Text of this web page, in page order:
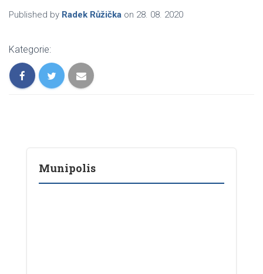
Published by Radek Růžička on 28. 08. 2020
Kategorie:
Munipolis